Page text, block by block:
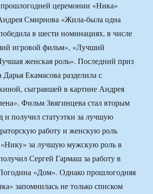
церемонии «Ника»
Смирнова «Жила-была одна
в шести номинациях, в числе
игровой фильм», «Лучший
женская роль». Последний приз
Екамасова разделила с
сыгравшей в картине Андрея
Фильм Звягинцева стал вторым
и получил статуэтки за лучшую
работу и женскую роль
«Нику» за лучшую мужскую роль в
Сергей Гармаш за работу в
«Дом». Однако прошлогодняя
запомнилась не только списком